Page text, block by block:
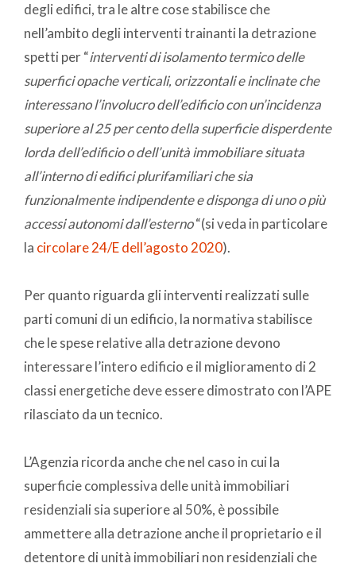
degli edifici, tra le altre cose stabilisce che
nell’ambito degli interventi trainanti la detrazione
spetti per “interventi di isolamento termico delle
superfici opache verticali, orizzontali e inclinate che
interessano l’involucro dell’edificio con un’incidenza
superiore al 25 per cento della superficie disperdente
lorda dell’edificio o dell’unità immobiliare situata
all’interno di edifici plurifamiliari che sia
funzionalmente indipendente e disponga di uno o più
accessi autonomi dall’esterno“(si veda in particolare
la circolare 24/E dell’agosto 2020).
Per quanto riguarda gli interventi realizzati sulle
parti comuni di un edificio, la normativa stabilisce
che le spese relative alla detrazione devono
interessare l’intero edificio e il miglioramento di 2
classi energetiche deve essere dimostrato con l’APE
rilasciato da un tecnico.
L’Agenzia ricorda anche che nel caso in cui la
superficie complessiva delle unità immobiliari
residenziali sia superiore al 50%, è possibile
ammettere alla detrazione anche il proprietario e il
detentore di unità immobiliari non residenziali che